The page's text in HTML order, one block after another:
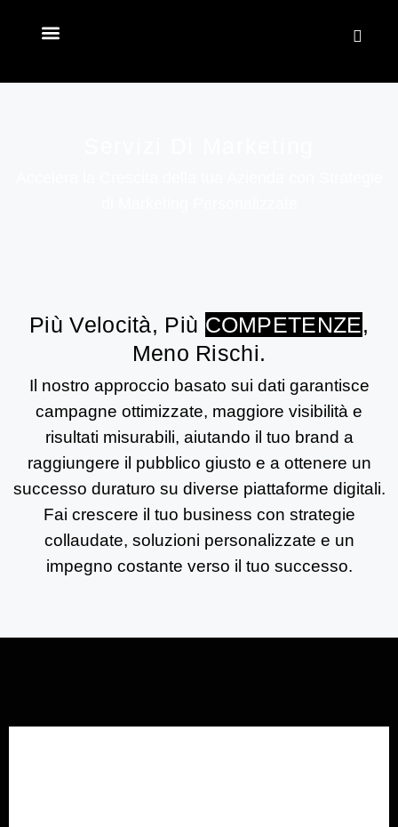
Più Velocità, Più COMPETENZE,
Meno Rischi.
Il nostro approccio basato sui dati garantisce
campagne ottimizzate, maggiore visibilità e
risultati misurabili, aiutando il tuo brand a
raggiungere il pubblico giusto e a ottenere un
successo duraturo su diverse piattaforme digitali.
Fai crescere il tuo business con strategie
collaudate, soluzioni personalizzate e un
impegno costante verso il tuo successo.